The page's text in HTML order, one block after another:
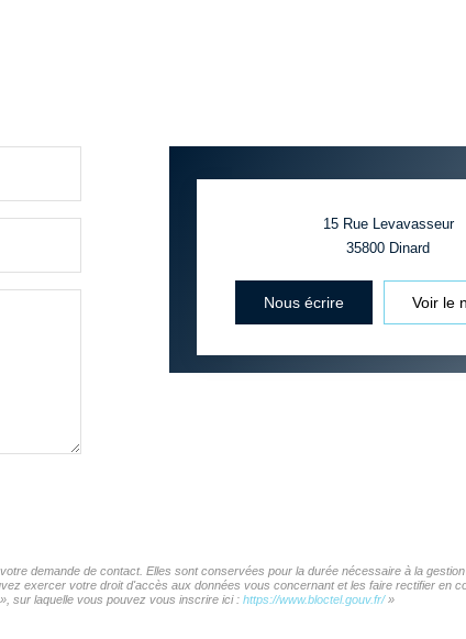
15 Rue Levavasseur
35800 Dinard
Nous écrire Voir le
demande de contact. Elles sont conservées pour la durée nécessaire à la
exercer votre droit d'accès aux données vous concernant et les faire rectifier en
sur laquelle vous pouvez vous inscrire ici : https://www.bloctel.gouv.fr/»